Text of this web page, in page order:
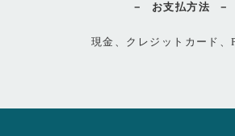
お支払方法
現金、クレジットカード、